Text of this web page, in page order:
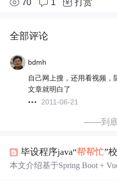
70 1 打赏
全部评论
bdmh
自己网上搜，还用看视频，
文章就明白了
2011-06-21
——到
毕设程序java“帮帮忙”
本文介绍基于Spring Boot +